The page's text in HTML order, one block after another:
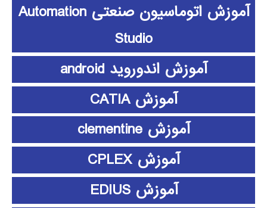
آموزش اتوماسیون صنعتی Automation
Studio
آموزش اندوروید android
آموزش CATIA
آموزش clementine
آموزش CPLEX
آموزش EDIUS